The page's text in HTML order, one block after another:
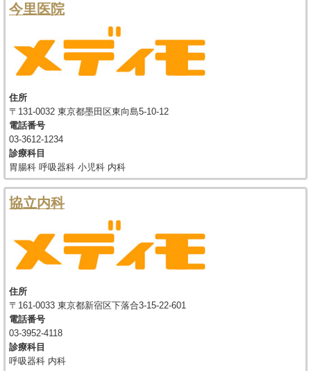
今里医院
住所
〒131-0032 東京都墨田区東向島5-10-12
電話番号
03-3612-1234
診療科目
胃腸科 呼吸器科 小児科 内科
協立内科
住所
〒161-0033 東京都新宿区下落合3-15-22-601
電話番号
03-3952-4118
診療科目
呼吸器科 内科